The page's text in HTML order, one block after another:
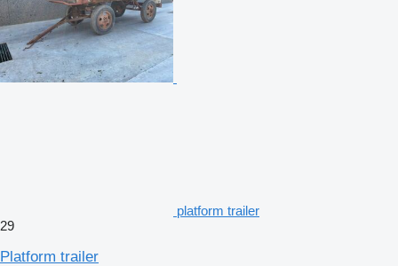
platform trailer
29
Platform trailer